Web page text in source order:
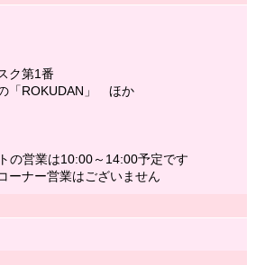
ク第1番
「ROKUDAN」 ほか
の営業は10:00～14:00予定です
ーナー営業はございません